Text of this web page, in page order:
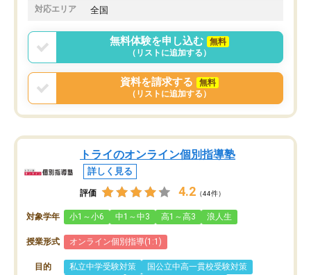
でした。
言う事で講師変更の申し出があり、あ
まりに短期での変更だった為、塾に通
う事にして退会しました。遅れも取り
戻せ、授業内容や講師の方は良かった
と思います。
対応エリア 全国
無料体験を申し込む
無料
（リストに追加する）
資料を請求する
無料
（リストに追加する）
トライのオンライン個別指導塾
詳しく見る
評価 4.2 （44件）
対象学年 小1～小6 中1～中3 高1～高3 浪人生
授業形式 オンライン個別指導(1:1)
目的 私立中学受験対策
国公立中高一貫校受験対策